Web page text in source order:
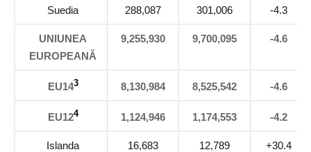
Suedia 288,087 301,006 -4.3
UNIUNEA
EUROPEANĂ
9,255,930 9,700,095 -4.6
EU143 8,130,984 8,525,542 -4.6
EU124 1,124,946 1,174,553 -4.2
Islanda 16,683 12,789 +30.4